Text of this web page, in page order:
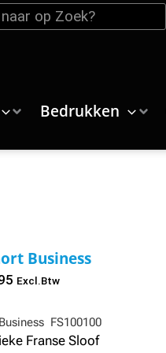
Bedrukken
Business
Huidige
is:
€12,95.
Excl.Btw
FS100100
Franse Sloof